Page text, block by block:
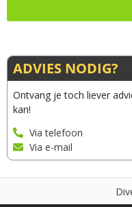
ADVIES NODIG?
Ontvang je toch liever
kan!
Via telefoon
Via e-mail
Div